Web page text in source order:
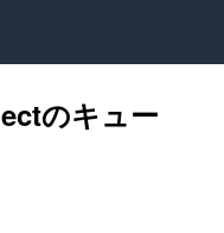
のキュー